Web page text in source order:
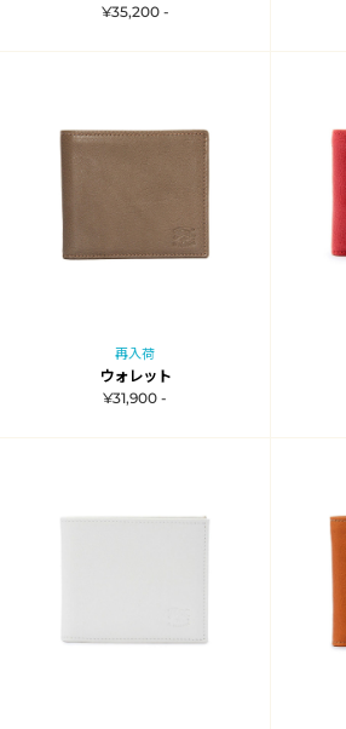
¥35,200 -
再入荷
ウォレット
¥31,900 -